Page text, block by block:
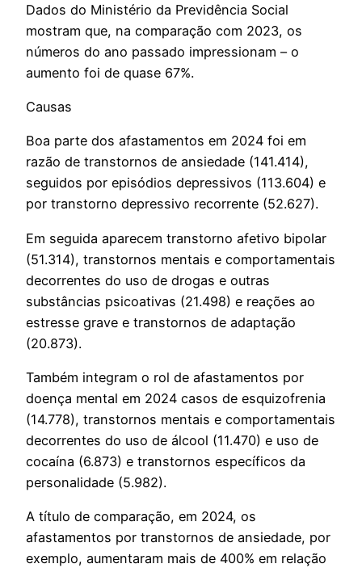
Dados do Ministério da Previdência Social
mostram que, na comparação com 2023, os
números do ano passado impressionam – o
aumento foi de quase 67%.
Causas
Boa parte dos afastamentos em 2024 foi em
razão de transtornos de ansiedade (141.414),
seguidos por episódios depressivos (113.604) e
por transtorno depressivo recorrente (52.627).
Em seguida aparecem transtorno afetivo bipolar
(51.314), transtornos mentais e comportamentais
decorrentes do uso de drogas e outras
substâncias psicoativas (21.498) e reações ao
estresse grave e transtornos de adaptação
(20.873).
Também integram o rol de afastamentos por
doença mental em 2024 casos de esquizofrenia
(14.778), transtornos mentais e comportamentais
decorrentes do uso de álcool (11.470) e uso de
cocaína (6.873) e transtornos específicos da
personalidade (5.982).
A título de comparação, em 2024, os
afastamentos por transtornos de ansiedade, por
exemplo, aumentaram mais de 400% em relação